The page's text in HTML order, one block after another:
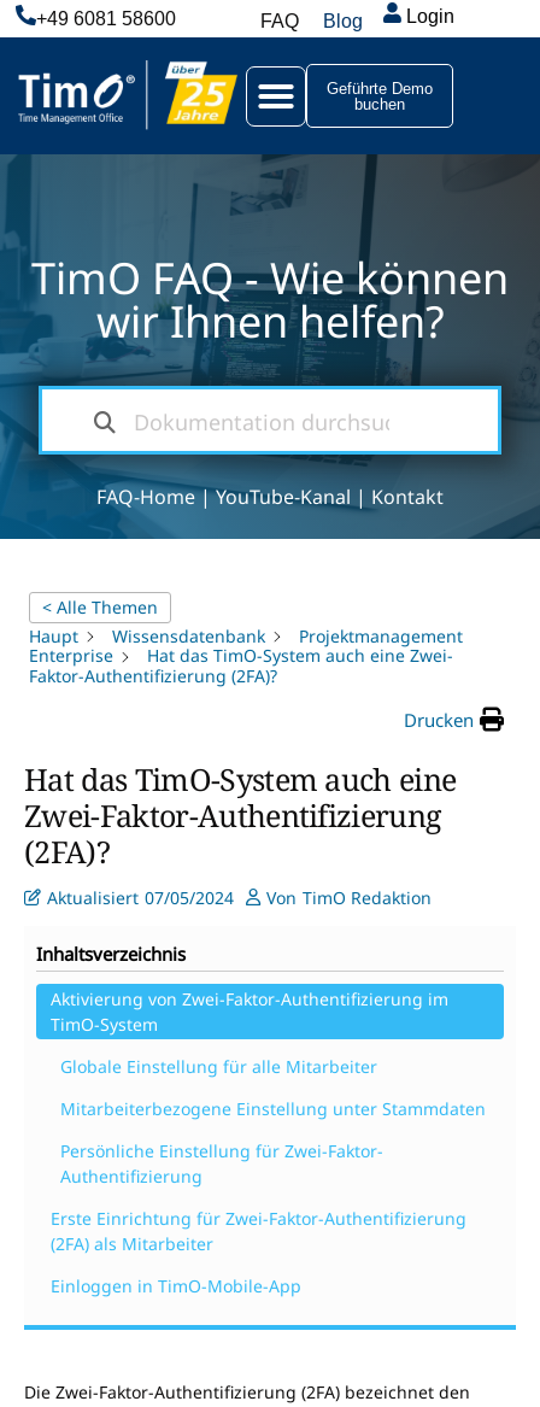
+49 6081 58600 FAQ Blog Login
Geführte Demo
buchen
TimO FAQ - Wie können
wir Ihnen helfen?
FAQ-Home|YouTube-Kanal | Kontakt
< Alle Themen
Haupt
Wissensdatenbank
Projektmanagement
Enterprise
Hat das TimO-System auch eine Zwei-
Faktor-Authentifizierung (2FA)?
Drucken
Hat das TimO-System auch eine
Zwei-Faktor-Authentifizierung
(2FA)?
Aktualisiert 07/05/2024 Von TimO Redaktion
Inhaltsverzeichnis
Aktivierung von Zwei-Faktor-Authentifizierung im
TimO-System
Globale Einstellung für alle Mitarbeiter
Mitarbeiterbezogene Einstellung unter Stammdaten
Persönliche Einstellung für Zwei-Faktor-
Authentifizierung
Erste Einrichtung für Zwei-Faktor-Authentifizierung
(2FA) als Mitarbeiter
Einloggen in TimO-Mobile-App
Die Zwei-Faktor-Authentifizierung (2FA) bezeichnet den